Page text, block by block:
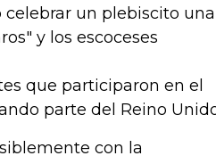
un plebiscito una
y los escoceses
que participaron en el
parte del Reino
con la